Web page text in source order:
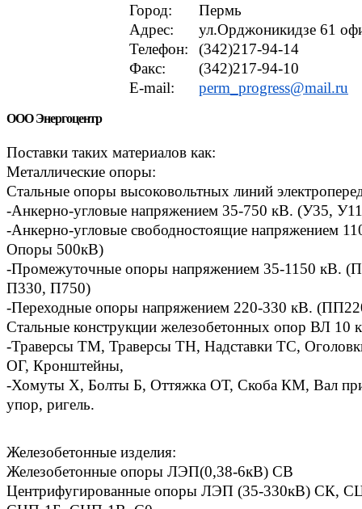
Город:
Пермь
Адрес:
ул.Орджоникидзе 61
Телефон:
(342)217-94-14
Факс:
(342)217-94-10
E-mail:
perm_progress@mail.ru
ООО Энергоцентр
Поставки таких материалов как:
Металлические опоры:
Стальные опоры высоковольтных линий
-Анкерно-угловые напряжением 35-750 кВ. (У35,
-Анкерно-угловые свободностоящие напряжением
Опоры 500кВ)
-Промежуточные опоры напряжением 35-1150 кВ.
П330, П750)
-Переходные опоры напряжением 220-330 кВ.
Стальные конструкции железобетонных опор ВЛ 10
-Траверсы ТМ, Траверсы ТН, Надставки ТС,
ОГ, Кронштейны,
-Хомуты Х, Болты Б, Оттяжка ОТ, Скоба КМ, Вал
упор, ригель.
Железобетонные изделия:
Железобетонные опоры ЛЭП(0,38-6кВ) СВ
Центрифугированные опоры ЛЭП (35-330кВ) СК,